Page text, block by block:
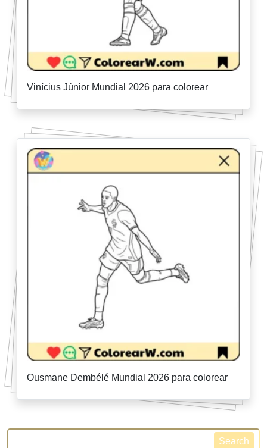
Vinícius Júnior Mundial 2026 para colorear
Ousmane Dembélé Mundial 2026 para colorear
Search